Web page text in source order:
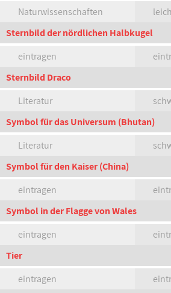
Naturwissenschaften
Sternbild der nördlichen Halbkugel
eintragen
Sternbild Draco
Literatur
Symbol für das Universum (Bhutan)
Literatur
Symbol für den Kaiser (China)
eintragen
Symbol in der Flagge von Wales
eintragen
Tier
eintragen